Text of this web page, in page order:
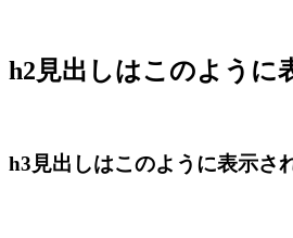
h2見出しはこのように
h3見出しはこのように表示さ